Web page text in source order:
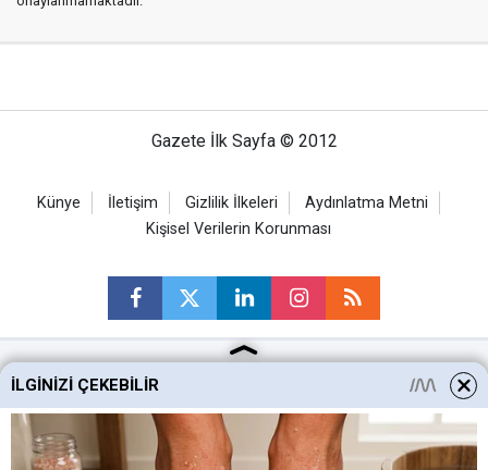
Gazete İlk Sayfa © 2012
Künye İletişim Gizlilik İlkeleri
Aydınlatma Metni
Kişisel Verilerin Korunması
Ankara Haberleri
Keçiören Haberleri
Altındağ Haberleri
İLGINIZI ÇEKEBILIR